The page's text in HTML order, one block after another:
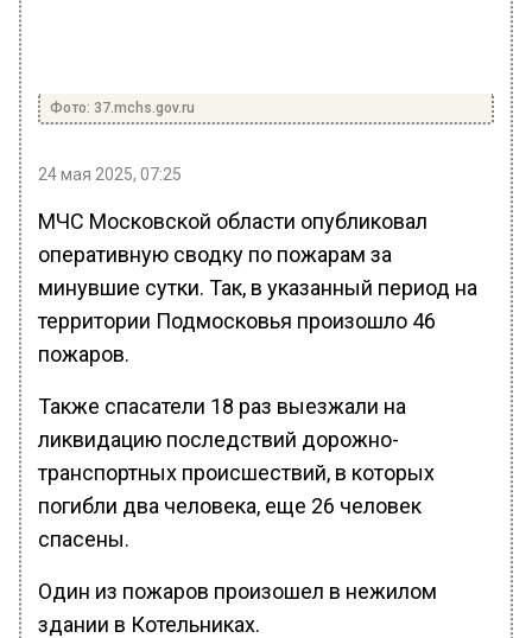
Фото: 37.mchs.gov.ru
24 мая 2025, 07:25
МЧС Московской области опубликовал
оперативную сводку по пожарам за
минувшие сутки. Так, в указанный период на
территории Подмосковья произошло 46
пожаров.
Также спасатели 18 раз выезжали на
ликвидацию последствий дорожно-
транспортных происшествий, в которых
погибли два человека, еще 26 человек
спасены.
Один из пожаров произошел в нежилом
здании в Котельниках.